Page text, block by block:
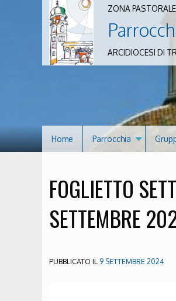
ZONA
ARCIDIOCESI DI
Home Parrocchia
FOGLIETTO
SETTEMBRE
PUBBLICATO IL 9 SETTEMBRE 2024